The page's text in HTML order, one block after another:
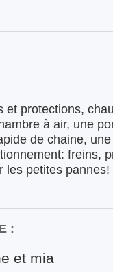
et protections,
à air, une
de chaine,
freins,
les petites pannes!
:
et mia